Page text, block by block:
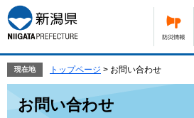
ー
ジ
の
頭
す。
ニ
ュ
ー
飛
現在地 トップページ > お問い合わせ
お問い合わせ